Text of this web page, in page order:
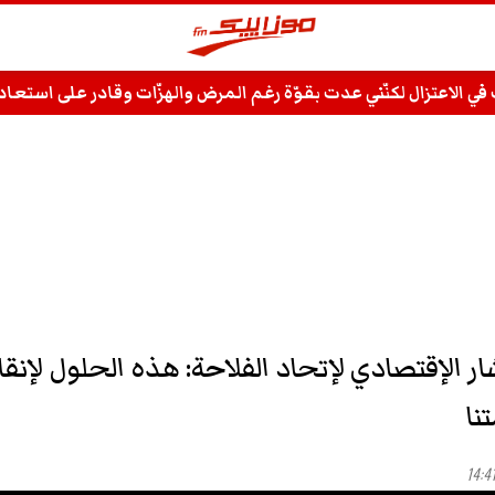
في الاعتزال لكنّني عدت بقوّة رغم المرض والهزّات وقادر على
الإقتصادي لإتحاد الفلاحة: هذه الحلول